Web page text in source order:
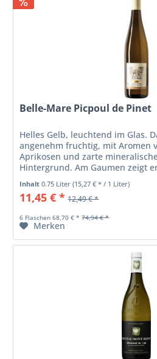
Belle-Mare Picpoul de Pinet
Helles Gelb, leuchtend im Glas.
angenehm fruchtig, mit Aromen
Aprikosen und zarte
Hintergrund. Am Gaumen zeigt
Inhalt0.75 Liter(15,27 € * / 1 Liter)
11,45 € * 12,49 € *
6 Flaschen 68,70 € * 74,94 € *
Merken